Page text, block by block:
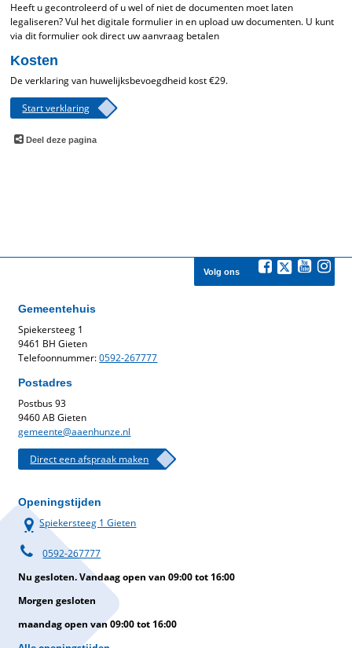
Heeft u gecontroleerd of u wel of niet de documenten moet laten
legaliseren? Vul het digitale formulier in en upload uw documenten. U kunt
via dit formulier ook direct uw aanvraag betalen
Kosten
De verklaring van huwelijksbevoegdheid kost €29.
Start verklaring
Deel deze pagina
Volg ons
Gemeentehuis
Spiekersteeg 1
9461 BH Gieten
Telefoonnummer:0592-267777
Postadres
Postbus 93
9460 AB Gieten
gemeente@aaenhunze.nl
Direct een afspraak maken
Openingstijden
Spiekersteeg 1 Gieten
0592-267777
Nu gesloten. Vandaag open van 09:00 tot 16:00
Morgen gesloten
maandag open van 09:00 tot 16:00